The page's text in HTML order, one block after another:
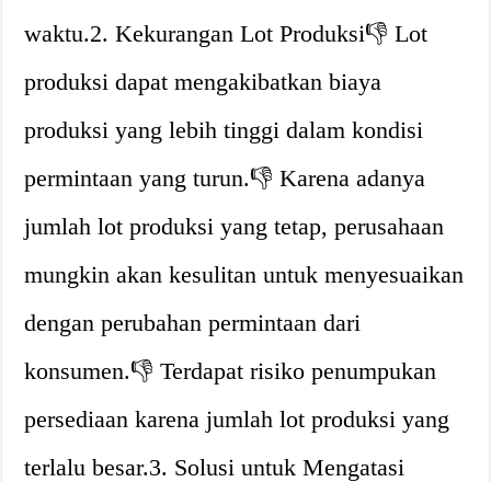
waktu.2. Kekurangan Lot Produksi👎 Lot
produksi dapat mengakibatkan biaya
produksi yang lebih tinggi dalam kondisi
permintaan yang turun.👎 Karena adanya
jumlah lot produksi yang tetap, perusahaan
mungkin akan kesulitan untuk menyesuaikan
dengan perubahan permintaan dari
konsumen.👎 Terdapat risiko penumpukan
persediaan karena jumlah lot produksi yang
terlalu besar.3. Solusi untuk Mengatasi